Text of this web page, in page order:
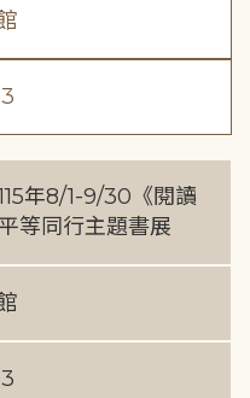
年8/1-9/30《閱讀
等同行主題書展